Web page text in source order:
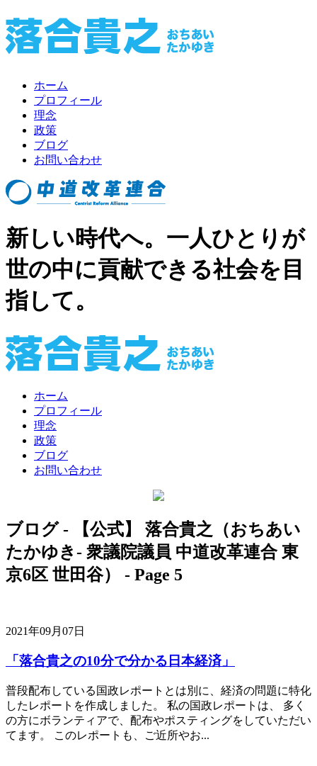
ホーム
プロフィール
理念
政策
ブログ
お問い合わせ
新しい時代へ。一人ひとりが
世の中に貢献できる社会を目
指して。
ホーム
プロフィール
理念
政策
ブログ
お問い合わせ
ブログ - 【公式】 落合貴之（おちあい
たかゆき- 衆議院議員 中道改革連合 東
京6区 世田谷） - Page 5
2021年09月07日
「落合貴之の10分で分かる日本経済」
普段配布している国政レポートとは別に、経済の問題に特化
したレポートを作成しました。 私の国政レポートは、 多く
の方にボランティアで、配布やポスティングをしていただい
てます。 このレポートも、ご近所やお...